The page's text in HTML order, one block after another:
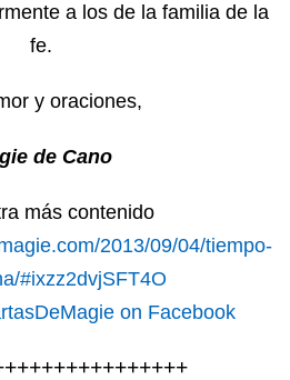
a los de la familia de la
fe.
y oraciones,
de Cano
más contenido
2013/09/04/tiempo-
#ixzz2dvjSFT4O
on Facebook